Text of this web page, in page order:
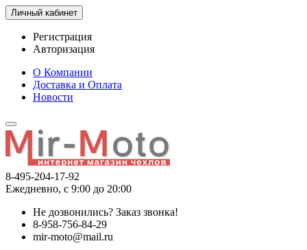
Личный кабинет
Регистрация
Авторизация
О Компании
Доставка и Оплата
Новости
8-495-204-17-92
Ежедневно, с 9:00 до 20:00
Не дозвонились? Заказ звонка!
8-958-756-84-29
mir-moto@mail.ru